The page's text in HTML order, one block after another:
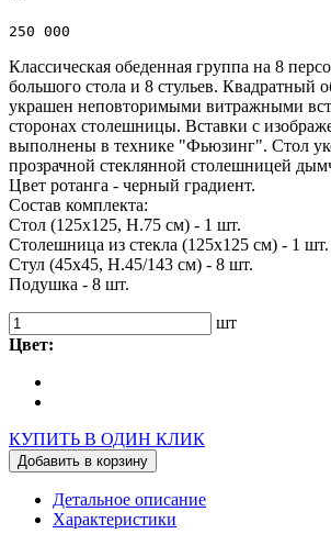
250 000
Классическая обеденная группа на 8
большого стола и 8 стульев. Квадратный
украшен неповторимыми витражными
сторонах столешницы. Вставки с
выполнены в технике "Фьюзинг". Стол
прозрачной стеклянной столешницей
Цвет ротанга - черный градиент.
Состав комплекта:
Стол (125х125, H.75 см) - 1 шт.
Столешница из стекла (125х125 см) - 1 шт.
Стул (45х45, H.45/143 см) - 8 шт.
Подушка - 8 шт.
шт
Цвет:
КУПИТЬ В ОДИН КЛИК
Добавить в корзину
Детальное описание
Характеристики